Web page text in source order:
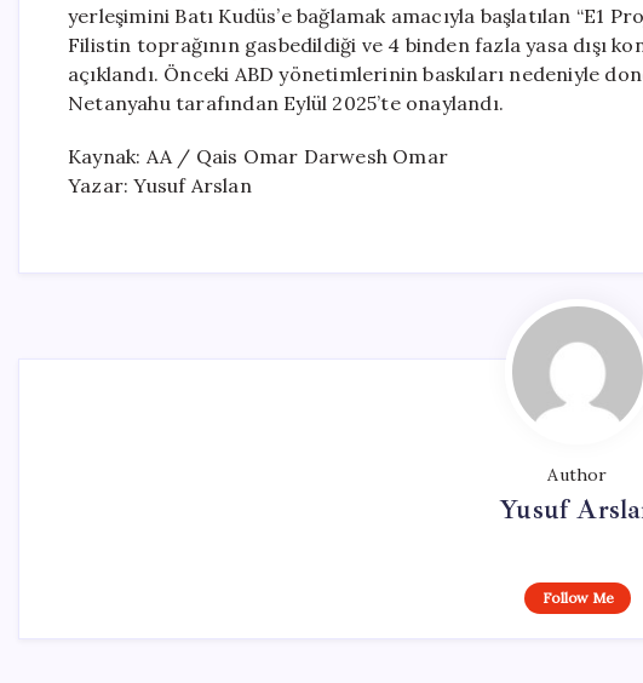
yerleşimini Batı Kudüs’e bağlamak amacıyla başlatılan “E1
Filistin toprağının gasbedildiği ve 4 binden fazla yasa dışı
açıklandı. Önceki ABD yönetimlerinin baskıları nedeniyle
Netanyahu tarafından Eylül 2025’te onaylandı.
Kaynak: AA / Qais Omar Darwesh Omar
Yazar: Yusuf Arslan
Author
Yusuf
Follow Me